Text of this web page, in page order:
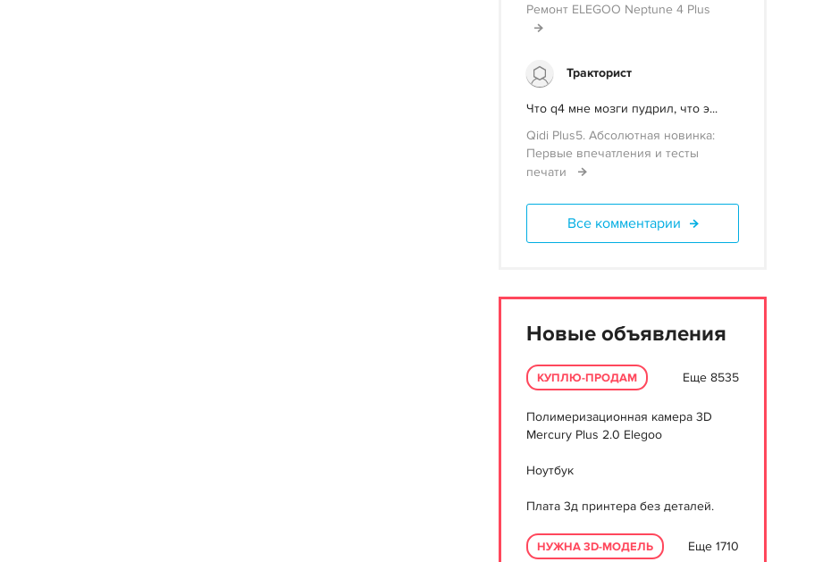
Ремонт ELEGOO Neptune 4 Plus
Тракторист
Что q4 мне мозги пудрил, что э...
Qidi Plus5. Абсолютная новинка:
Первые впечатления и тесты
печати
Все комментарии
Новые объявления
КУПЛЮ-ПРОДАМ Еще 8535
Полимеризационная камера 3D
Mercury Plus 2.0 Elegoo
Ноутбук
Плата 3д принтера без деталей.
НУЖНА 3D-МОДЕЛЬ Еще 1710